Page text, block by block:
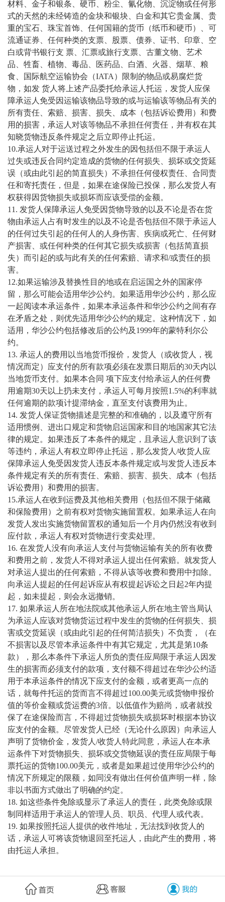
材料、金子和银条、硬币、粉尘、氰化物、沉淀物或任何形
式的天然的未经铸造的金块和银块、白金和其它贵金属、贵
重的宝石、珠宝首饰、任何国籍的货币（纸币和硬币）、可
流通证券、任何种类的支票、股票、债券、证书、印章、空
白或背书银行支 票、汇票或旅行支票、古董文物、艺术
品、牲畜、植物、毒品、医药品、白酒、火器、烟草、粮
食、国际航空运输协会（IATA）限制的物品或易腐烂货
物，如发 货人将上述产品委托给承运人托运，发货人应保
障承运人免受因运输该物品导致的或与运输该等物品有关的
所有责任、索赔、损害、损失、成本（包括诉讼费用）和费
用的损害，承运人对该等物品不承担任何责任，并有权在其
知晓货物违反条件规定之后立即停止托运。
10.承运人对于运送过程之外发生的因包括但不限于承运人
过失或违反合同约定造成的货物的任何损失、损坏或交货延
误（或由此引起的简直损失）不承担任何侵权责任、合同责
任和寄托责任，但是，如果在途保险已投保，那么发货人有
权获得因货物损失或损坏而应该受偿的金额。
11. 发货人保障承运人免受因货物导致的以及不论是否在货
物由承运人占有时发生的以及不论是否包括但不限于承运人
的任何过失引起的任何人的人身伤害、疾病或死亡、任何财
产损害、或任何种类的任何其它损失或损害（包括简直损
失）而引起的或与此有关的任何索赔、请求和/或责任的损
害。
12.如果运输涉及替换性目的地或在启运国之外的国家停
留，那么可能会适用华沙公约。如果适用华沙公约，那么应
一起阅读本承运条件，如果本承运条件和华沙公约之间有存
在矛盾之处，则优先适用华沙公约的规定。这种情况下，如
适用，华沙公约包括修改后的公约及1999年的蒙特利尔公
约。
13. 承运人的费用以当地货币报价，发货人（或收货人，视
情况而定）应支付的所有款项必须在发票日期后的30天内以
当地货币支付。如果本合同 项下应支付给承运人的任何费
用逾期30天以上扔未支付，承运人可每月按照1.5%的利率就
任何逾期的款项计提滞纳金，直至支付该费用为止。
14. 发货人保证货物描述是完整的和准确的，以及遵守所有
适用惯例、进出口规定和货物启运国家和目的地国家其它法
律的规定。如果违反了本条件的规定，且承运人意识到了该
等违约，承运人有权立即停止托运，那么发货人/收货人应
保障承运人免受因发货人违反本条件规定或与发货人违反本
条件规定有关的所有责任、索赔、损害、损失、成本（包括
诉讼费用）和费用的损害。
15.承运人在收到运费及其他相关费用（包括但不限于储藏
和保险费用）之前有权对货物实施留置权。如果承运人在向
发货人发出实施货物留置权的通知后一个月内仍然没有收到
应付款，承运人有权对货物进行变卖处理。
16. 在发货人没有向承运人支付与货物运输有关的所有收费
和费用之前，发货人不得对承运人提出任何索赔。就发货人
对承运人提出的任何索赔，不得从该等收费和费用中扣除。
向承运人提起的任何起诉应从有权提起诉讼之日起2年内提
起，如未提起，则会永远撤销。
17. 如果承运人所在地法院或其他承运人所在地主管当局认
为承运人应该对货物货运过程中发生的货物的任何损失、损
害或交货延误（或由此引起的任何简洁损失）不负责，（在
不损害以及尽管本承运条件中有其它规定，尤其是第10条
款），那么本条件下承运人所负的责任应局限于承运人因发
生的损害而必须支付的款项，支付额不得超过在华沙公约适
用于本承运条件的情况下应支付的金额，或者更高一点的
话，就每件托运的货而言不得超过100.00美元或货物申报价
值的等价金额或货运费的3倍。以低值作为赔尚，或者就投
保了在途保险而言，不得超过货物损失或损坏时根据本协议
应支付的金额。尽管发货人已经（无论什么原因）向承运人
声明了货物价金，发货人/收货人特此同意，承运人在本承
运条件下对货物损失、损坏或交货物延误的责任应局限于每
票托运的货物100.00美元，或者是如果超过使用华沙公约的
情况下所规定的限额，如同没有做出任何价值声明一样，除
非以书面方式做出了明确的约定。
18. 如这些条件免除或显示了承运人的责任，此类免除或限
制同样适用于承运人的管理人员、职员、代理人或代表。
19. 如果按照托运人提供的收件地址，无法找到收货人的
话，承运人可将该货物退回至托运人，由此产生的费用，将
由托运人承担。